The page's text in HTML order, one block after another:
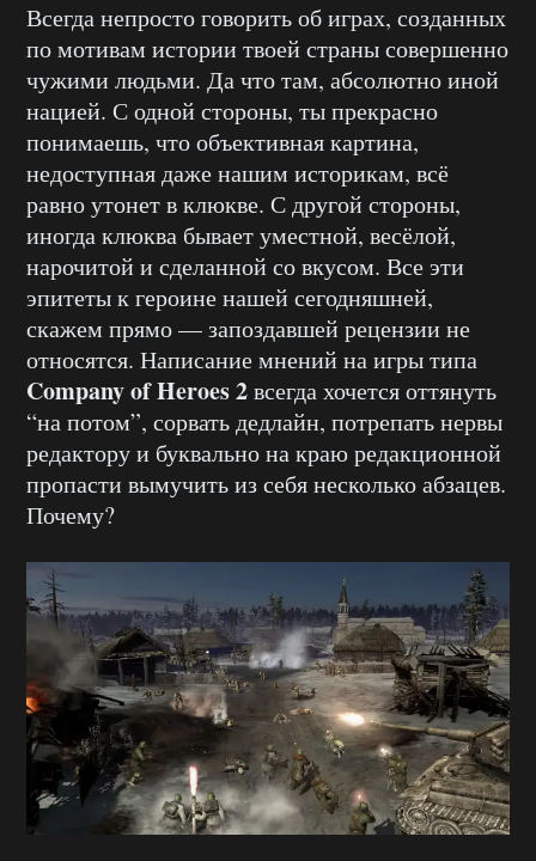
Всегда непросто говорить об играх, созданных
по мотивам истории твоей страны совершенно
чужими людьми. Да что там, абсолютно иной
нацией. С одной стороны, ты прекрасно
понимаешь, что объективная картина,
недоступная даже нашим историкам, всё
равно утонет в клюкве. С другой стороны,
иногда клюква бывает уместной, весёлой,
нарочитой и сделанной со вкусом. Все эти
эпитеты к героине нашей сегодняшней,
скажем прямо — запоздавшей рецензии не
относятся. Написание мнений на игры типа
Company of Heroes 2всегда хочется оттянуть
“на потом”, сорвать дедлайн, потрепать нервы
редактору и буквально на краю редакционной
пропасти вымучить из себя несколько абзацев.
Почему?